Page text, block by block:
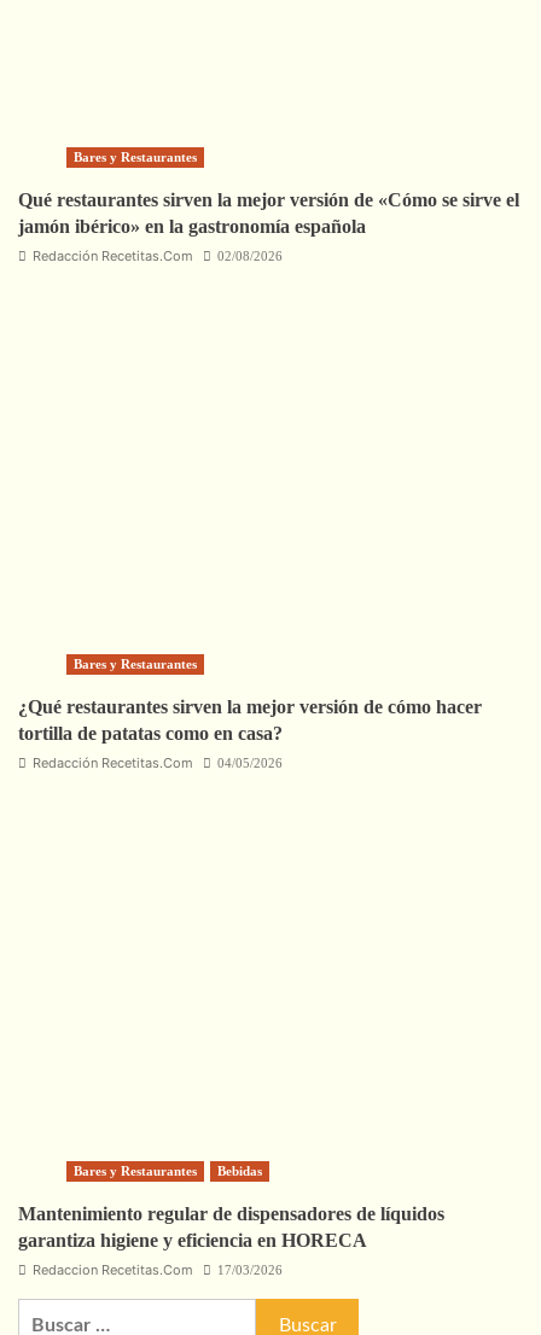
Bares y Restaurantes
Qué restaurantes sirven la mejor versión de «Cómo se sirve el
jamón ibérico» en la gastronomía española
Redacción Recetitas.Com 02/08/2026
Bares y Restaurantes
¿Qué restaurantes sirven la mejor versión de cómo hacer
tortilla de patatas como en casa?
Redacción Recetitas.Com 04/05/2026
Bares y Restaurantes Bebidas
Mantenimiento regular de dispensadores de líquidos
garantiza higiene y eficiencia en HORECA
Redaccion Recetitas.Com 17/03/2026